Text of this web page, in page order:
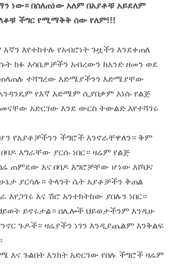
ነው። በሰለጠነው አለም በአያቶቹ አይደለም
ችግር የሚማቅቅ ሰው የለም!!!
እየተከተሉ የአብሮነት ጉዟችን እንደቀጠለ
ክፉ እሳቤዎቻችን አብረውን ከአንድ ዘመን ወደ
ተሻግረው እድሜያችንን እድሜያቸው
የእኛ እድሜም ሲያበቃም እነሱ የልጅ
አድርገው እንደ ውርስ ትውልድ እየተሻገሩ
የአያቶቻችንን ችግሮች እንኖራቸዋለን። ቅም
እግራቸው ያርሱ ነበር። ዛሬም የልጅ
ጠምደው እና በባዶ እግሮቻቸው ሆነው እሾህና
ያርሳሉ። ትላንት ሴት አያቶቻችን ቅጠል
እና ሽሮ አንተክትከው ያበሉን ነበር።
ይኖሩታል። በሌሎች ህይወታችንም እንዲሁ
ጉዶች። ዛሬያችን ነገን እንዲያጨልም እንቅልፍ
እና ጉልበት እንክት አድርገው የበሉ ችግሮች ዛሬም